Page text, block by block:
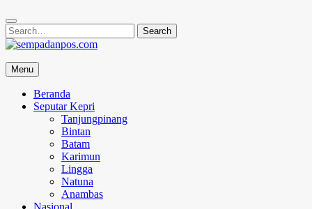
Search
for:
Search
sempadanpos.com
Menyampaikan Berita Dengan Analisa
Menu
Beranda
Seputar Kepri
Tanjungpinang
Bintan
Batam
Karimun
Lingga
Natuna
Anambas
Nasional